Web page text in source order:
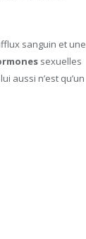
sanguin et une
sexuelles
aussi n’est qu’un